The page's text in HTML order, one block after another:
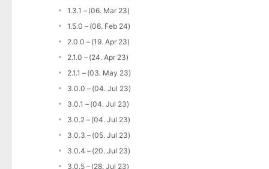
1.3.1 – (06. Mar 23)
1.5.0 – (06. Feb 24)
2.0.0 – (19. Apr 23)
2.1.0 – (24. Apr 23)
2.1.1 – (03. May 23)
3.0.0 – (04. Jul 23)
3.0.1 – (04. Jul 23)
3.0.2 – (04. Jul 23)
3.0.3 – (05. Jul 23)
3.0.4 – (20. Jul 23)
3.0.5 – (28. Jul 23)